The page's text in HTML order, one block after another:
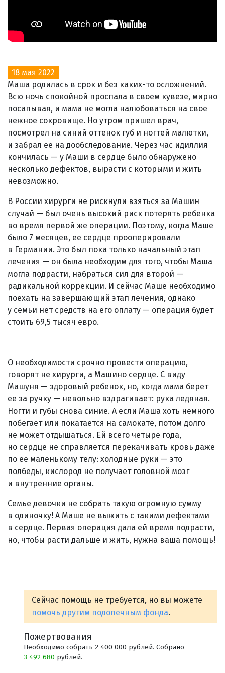
18 мая 2022
Маша родилась в срок и без каких-то осложнений.
Всю ночь спокойной проспала в своем кувезе, мирно
посапывая, и мама не могла налюбоваться на свое
нежное сокровище. Но утром пришел врач,
посмотрел на синий оттенок губ и ногтей малютки,
и забрал ее на дообследование. Через час идиллия
кончилась — у Маши в сердце было обнаружено
несколько дефектов, вырасти с которыми и жить
невозможно.
В России хирурги не рискнули взяться за Машин
случай — был очень высокий риск потерять ребенка
во время первой же операции. Поэтому, когда Маше
было 7 месяцев, ее сердце прооперировали
в Германии. Это был пока только начальный этап
лечения — он была необходим для того, чтобы Маша
могла подрасти, набраться сил для второй —
радикальной коррекции. И сейчас Маше необходимо
поехать на завершающий этап лечения, однако
у семьи нет средств на его оплату — операция будет
стоить 69,5 тысяч евро.
О необходимости срочно провести операцию,
говорят не хирурги, а Машино сердце. С виду
Машуня — здоровый ребенок, но, когда мама берет
ее за ручку — невольно вздрагивает: рука ледяная.
Ногти и губы снова синие. А если Маша хоть немного
побегает или покатается на самокате, потом долго
не может отдышаться. Ей всего четыре года,
но сердце не справляется перекачивать кровь даже
по ее маленькому телу: холодные руки — это
полбеды, кислород не получает головной мозг
и внутренние органы.
Семье девочки не собрать такую огромную сумму
в одиночку! А Маше не выжить с такими дефектами
в сердце. Первая операция дала ей время подрасти,
но, чтобы расти дальше и жить, нужна ваша помощь!
Сейчас помощь не требуется, но вы можете
помочь другим подопечным фонда.
Пожертвования
Необходимо собрать 2 400 000 рублей. Собрано
3 492 680 рублей.